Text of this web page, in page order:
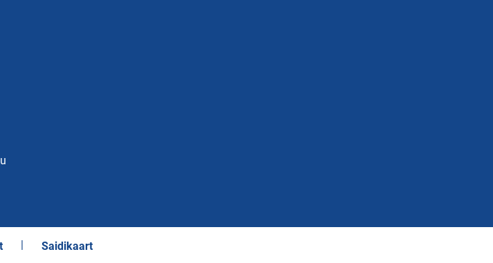
Saidikaart